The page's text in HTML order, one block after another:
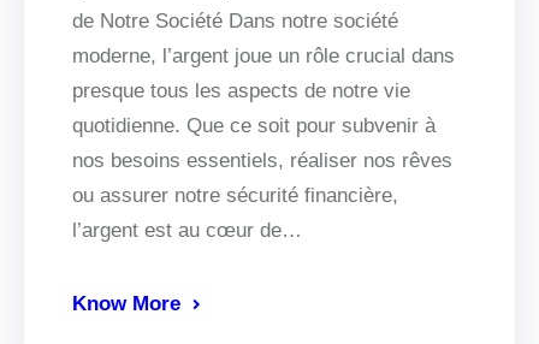
de Notre Société Dans notre société
moderne, l’argent joue un rôle crucial dans
presque tous les aspects de notre vie
quotidienne. Que ce soit pour subvenir à
nos besoins essentiels, réaliser nos rêves
ou assurer notre sécurité financière,
l’argent est au cœur de…
Know More